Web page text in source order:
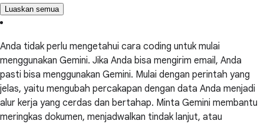
Luaskan semua
Anda tidak perlu mengetahui cara coding untuk mulai
menggunakan Gemini. Jika Anda bisa mengirim email, Anda
pasti bisa menggunakan Gemini. Mulai dengan perintah yang
jelas, yaitu mengubah percakapan dengan data Anda menjadi
alur kerja yang cerdas dan bertahap. Minta Gemini membantu
meringkas dokumen, menjadwalkan tindak lanjut, atau